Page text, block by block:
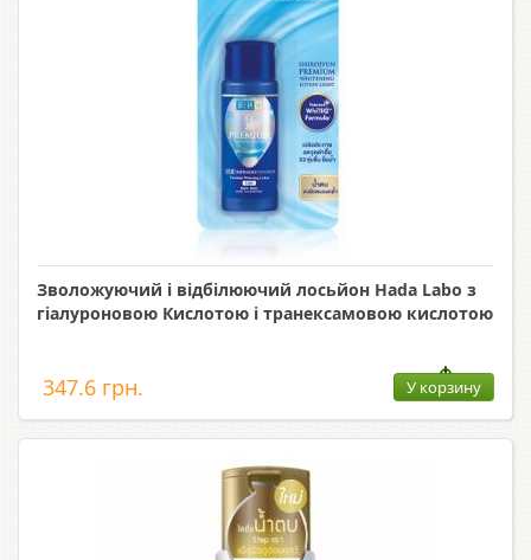
Зволожуючий і відбілюючий лосьйон Hada Labo з
гіалуроновою Кислотою і транексамовою кислотою
347.6 грн. У корзину